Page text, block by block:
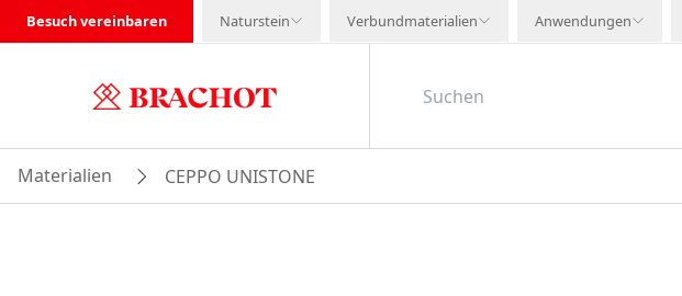
Besuch vereinbaren Naturstein Verbundmaterialien Anwendungen
Materialien CEPPO UNISTONE